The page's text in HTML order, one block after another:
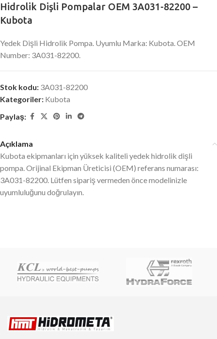
Hidrolik Dişli Pompalar OEM 3A031-82200 –
Kubota
Yedek Dişli Hidrolik Pompa. Uyumlu Marka: Kubota. OEM
Number: 3A031-82200.
Stok kodu: 3A031-82200
Kategoriler: Kubota
Paylaş:
Açıklama
Kubota ekipmanları için yüksek kaliteli yedek hidrolik dişli
pompa. Orijinal Ekipman Üreticisi (OEM) referans numarası:
3A031-82200. Lütfen sipariş vermeden önce modelinizle
uyumluluğunu doğrulayın.